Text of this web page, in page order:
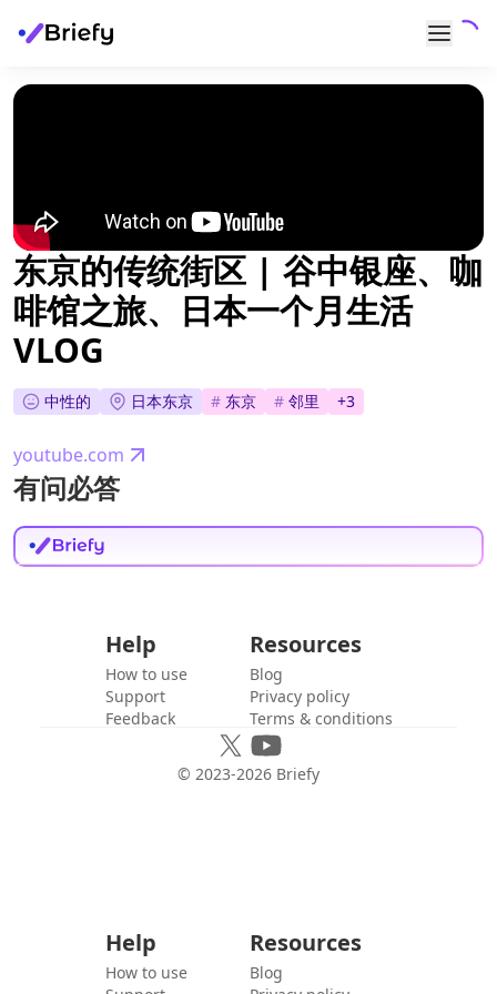
东京的传统街区 | 谷中银座、咖
啡馆之旅、日本一个月生活
VLOG
中性的 日本东京 # 东京 # 邻里 +3
youtube.com
有问必答
Help
How to use
Support
Feedback
Resources
Blog
Privacy policy
Terms & conditions
© 2023-2026 Briefy
Help
How to use
Resources
Blog